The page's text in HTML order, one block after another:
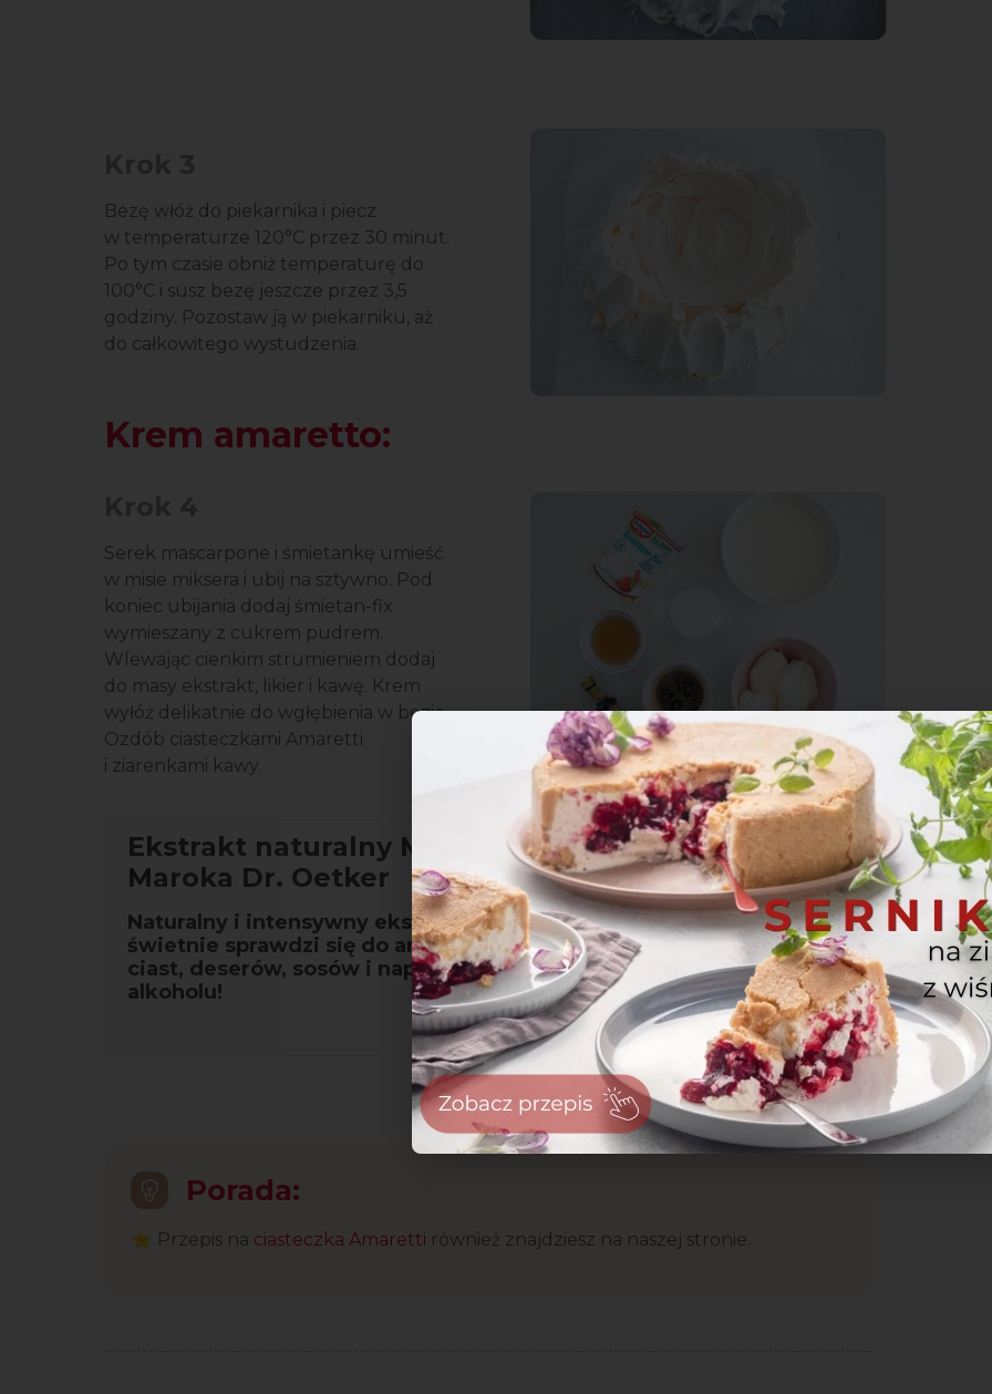
Bezę włóż do piekarnika i piecz
w temperaturze 120°C przez 30 minut.
Po tym czasie obniż temperaturę do
100°C i susz bezę jeszcze przez 3,5
godziny. Pozostaw ją w piekarniku, aż
do całkowitego wystudzenia.
Krem amaretto:
Serek mascarpone i śmietankę umieść
w misie miksera i ubij na sztywno. Pod
koniec ubijania dodaj śmietan-fix
wymieszany z cukrem pudrem.
Wlewając cienkim strumieniem dodaj
do masy ekstrakt, likier i kawę. Krem
wyłóż delikatnie do wgłębienia w bezie.
Ozdób ciasteczkami Amaretti
i ziarenkami kawy.
Ekstrakt naturalny Migdał z
Maroka Dr. Oetker
Naturalny i intensywny ekstrakt z migdałów
świetnie sprawdzi się do aromatyzowania
ciast, deserów, sosów i napojów. Nie zawiera
alkoholu!
Porada:
⭐ Przepis na ciasteczka Amaretti również znajdziesz na naszej stronie.